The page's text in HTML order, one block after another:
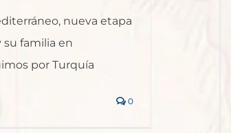
nueva etapa
su familia en
por Turquía
0